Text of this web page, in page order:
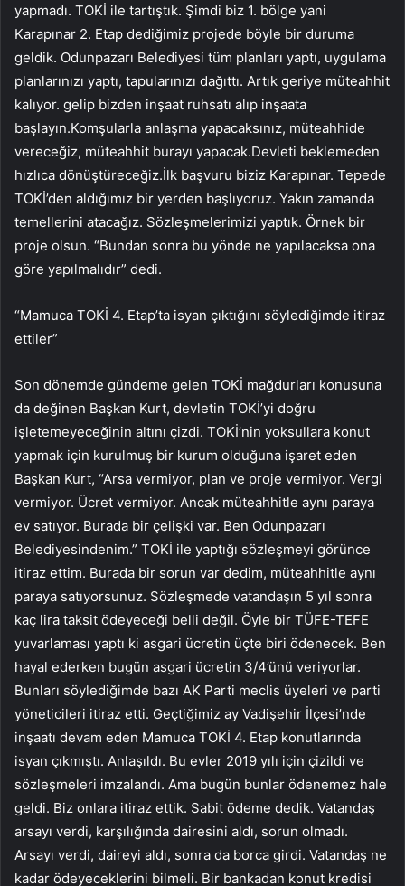
yapmadı. TOKİ ile tartıştık. Şimdi biz 1. bölge yani
Karapınar 2. Etap dediğimiz projede böyle bir duruma
geldik. Odunpazarı Belediyesi tüm planları yaptı, uygulama
planlarınızı yaptı, tapularınızı dağıttı. Artık geriye müteahhit
kalıyor. gelip bizden inşaat ruhsatı alıp inşaata
başlayın.Komşularla anlaşma yapacaksınız, müteahhide
vereceğiz, müteahhit burayı yapacak.Devleti beklemeden
hızlıca dönüştüreceğiz.İlk başvuru biziz Karapınar. Tepede
TOKİ’den aldığımız bir yerden başlıyoruz. Yakın zamanda
temellerini atacağız. Sözleşmelerimizi yaptık. Örnek bir
proje olsun. “Bundan sonra bu yönde ne yapılacaksa ona
göre yapılmalıdır” dedi.
“Mamuca TOKİ 4. Etap’ta isyan çıktığını söylediğimde itiraz
ettiler”
Son dönemde gündeme gelen TOKİ mağdurları konusuna
da değinen Başkan Kurt, devletin TOKİ’yi doğru
işletemeyeceğinin altını çizdi. TOKİ’nin yoksullara konut
yapmak için kurulmuş bir kurum olduğuna işaret eden
Başkan Kurt, “Arsa vermiyor, plan ve proje vermiyor. Vergi
vermiyor. Ücret vermiyor. Ancak müteahhitle aynı paraya
ev satıyor. Burada bir çelişki var. Ben Odunpazarı
Belediyesindenim.” TOKİ ile yaptığı sözleşmeyi görünce
itiraz ettim. Burada bir sorun var dedim, müteahhitle aynı
paraya satıyorsunuz. Sözleşmede vatandaşın 5 yıl sonra
kaç lira taksit ödeyeceği belli değil. Öyle bir TÜFE-TEFE
yuvarlaması yaptı ki asgari ücretin üçte biri ödenecek. Ben
hayal ederken bugün asgari ücretin 3/4’ünü veriyorlar.
Bunları söylediğimde bazı AK Parti meclis üyeleri ve parti
yöneticileri itiraz etti. Geçtiğimiz ay Vadişehir İlçesi’nde
inşaatı devam eden Mamuca TOKİ 4. Etap konutlarında
isyan çıkmıştı. Anlaşıldı. Bu evler 2019 yılı için çizildi ve
sözleşmeleri imzalandı. Ama bugün bunlar ödenemez hale
geldi. Biz onlara itiraz ettik. Sabit ödeme dedik. Vatandaş
arsayı verdi, karşılığında dairesini aldı, sorun olmadı.
Arsayı verdi, daireyi aldı, sonra da borca ​​girdi. Vatandaş ne
kadar ödeyeceklerini bilmeli. Bir bankadan konut kredisi